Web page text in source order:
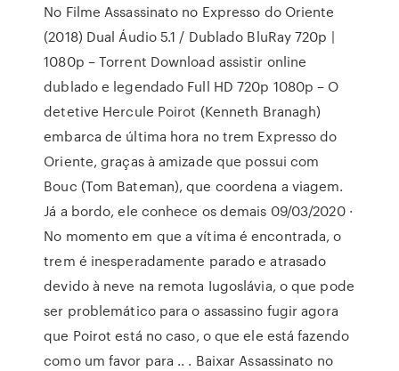
No Filme Assassinato no Expresso do Oriente
(2018) Dual Áudio 5.1 / Dublado BluRay 720p |
1080p – Torrent Download assistir online
dublado e legendado Full HD 720p 1080p – O
detetive Hercule Poirot (Kenneth Branagh)
embarca de última hora no trem Expresso do
Oriente, graças à amizade que possui com
Bouc (Tom Bateman), que coordena a viagem.
Já a bordo, ele conhece os demais 09/03/2020 ·
No momento em que a vítima é encontrada, o
trem é inesperadamente parado e atrasado
devido à neve na remota Iugoslávia, o que pode
ser problemático para o assassino fugir agora
que Poirot está no caso, o que ele está fazendo
como um favor para .. . Baixar Assassinato no